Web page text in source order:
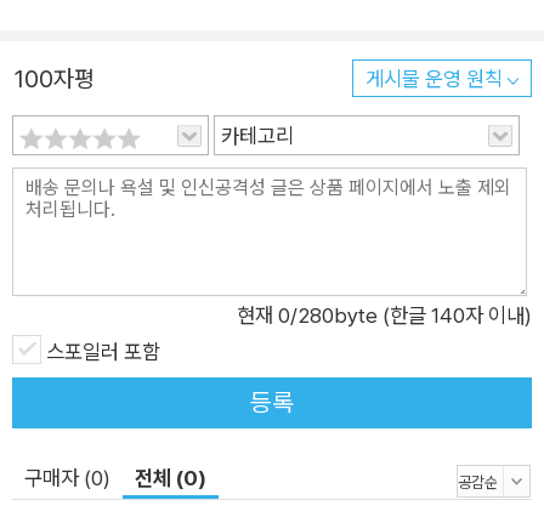
100자평 게시물 운영 원칙
카테고리
현재 0/280byte (한글 140자 이내)
스포일러 포함
등록
구매자 (0) 전체 (0)